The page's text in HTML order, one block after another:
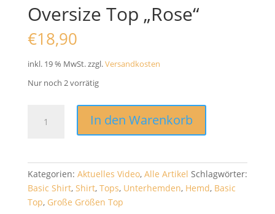
Oversize Top „Rose“
€18,90
inkl. 19 % MwSt.zzgl.Versandkosten
Nur noch 2 vorrätig
In den Warenkorb
Kategorien: Aktuelles Video, Alle Artikel Schlagwörter:
Basic Shirt, Shirt, Tops, Unterhemden, Hemd, Basic
Top, Große Größen Top